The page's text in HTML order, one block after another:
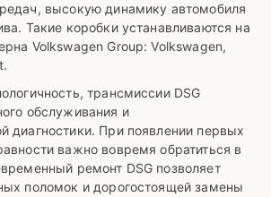
высокую динамику автомобиля
Такие коробки устанавливаются на
Volkswagen Group: Volkswagen,
трансмиссии DSG
обслуживания и
диагностики. При появлении первых
важно вовремя обратиться в
ремонт DSG позволяет
поломок и дорогостоящей замены